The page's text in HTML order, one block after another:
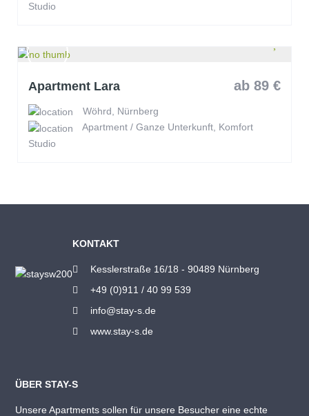
Studio
ab 89 €
Apartment Lara
Wöhrd, Nürnberg
Apartment / Ganze Unterkunft, Komfort
Studio
KONTAKT
Kesslerstraße 16/18 - 90489 Nürnberg
+49 (0)911 / 40 99 539
info@stay-s.de
www.stay-s.de
ÜBER STAY-S
Unsere Apartments sollen für unsere Besucher eine echte